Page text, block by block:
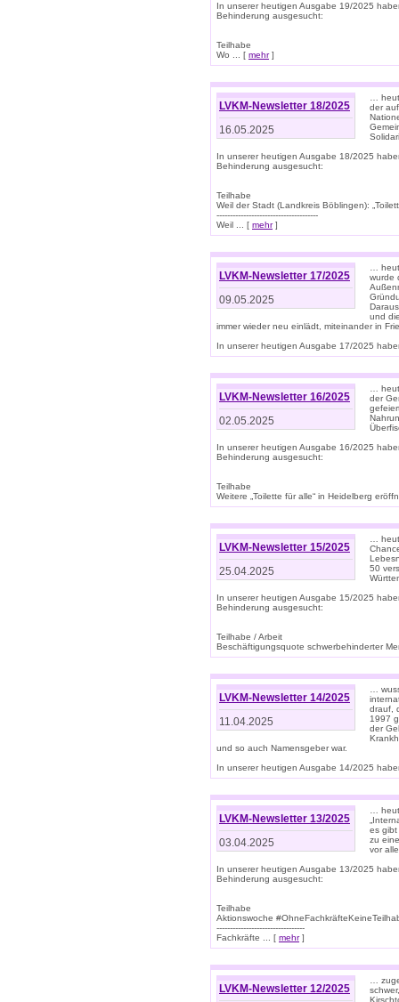
In unserer heutigen Ausgabe 19/2025
Behinderung ausgesucht:
Teilhabe
Wo ... [ mehr]
LVKM-Newsletter 18/2025
16.05.2025
…
der
In unserer heutigen Ausgabe 18/2025
Behinderung ausgesucht:
Teilhabe
Weil der Stadt (Landkreis Böblingen):
--------------------------------------
Weil ... [ mehr]
LVKM-Newsletter 17/2025
09.05.2025
…
wurde
und
immer wieder neu einlädt, miteinander in
In unserer heutigen Ausgabe 17/2025
LVKM-Newsletter 16/2025
02.05.2025
…
der
In unserer heutigen Ausgabe 16/2025
Behinderung ausgesucht:
Teilhabe
Weitere „Toilette für alle“ in Heidelberg
LVKM-Newsletter 15/2025
25.04.2025
…
50
In unserer heutigen Ausgabe 15/2025
Behinderung ausgesucht:
Teilhabe / Arbeit
Beschäftigungsquote schwerbehinderter
LVKM-Newsletter 14/2025
11.04.2025
…
drauf,
1997
der
und so auch Namensgeber war.
In unserer heutigen Ausgabe 14/2025
LVKM-Newsletter 13/2025
03.04.2025
…
es gibt
zu
vor
In unserer heutigen Ausgabe 13/2025
Behinderung ausgesucht:
Teilhabe
Aktionswoche
---------------------------------
Fachkräfte ... [ mehr]
LVKM-Newsletter 12/2025
…